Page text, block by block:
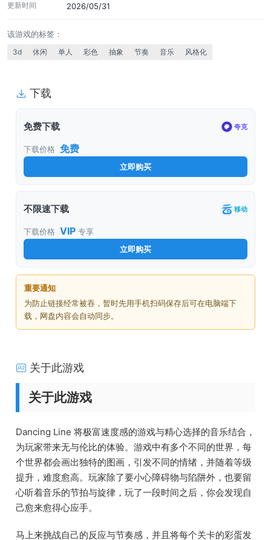
更新时间 2026/05/31
该游戏的标签：
3d 休闲 单人 彩色 抽象 节奏 音乐 风格化
下载
免费下载 夸克
下载价格 免费
立即购买
不限速下载 移动
下载价格 VIP 专享
立即购买
重要通知
为防止链接经常被吞，暂时先用手机扫码保存后可在电脑端下
载，网盘内容会自动同步。
关于此游戏
关于此游戏
Dancing Line 将极富速度感的游戏与精心选择的音乐结合，
为玩家带来无与伦比的体验。游戏中有多个不同的世界，每
个世界都会画出独特的图画，引发不同的情绪，并随着等级
提升，难度愈高。玩家除了要小心障碍物与陷阱外，也要留
心听着音乐的节拍与旋律，玩了一段时间之后，你会发现自
己愈来愈得心应手。
马上来挑战自己的反应与节奏感，并且将每个关卡的彩蛋发